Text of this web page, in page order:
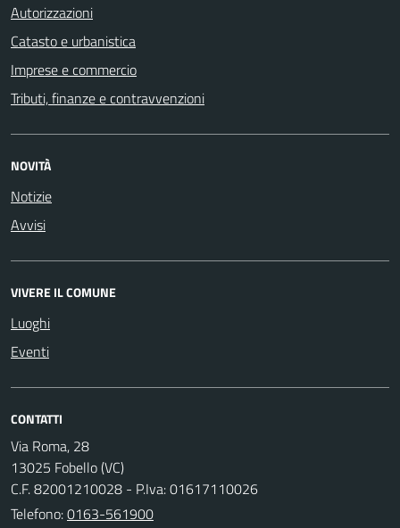
Autorizzazioni
Catasto e urbanistica
Imprese e commercio
Tributi, finanze e contravvenzioni
NOVITÀ
Notizie
Avvisi
VIVERE IL COMUNE
Luoghi
Eventi
CONTATTI
Via Roma, 28
13025 Fobello (VC)
C.F. 82001210028 - P.Iva: 01617110026
Telefono:0163-561900